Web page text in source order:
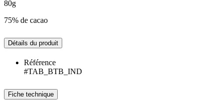
80g
75% de cacao
Détails du produit
Référence
#TAB_BTB_IND
Fiche technique